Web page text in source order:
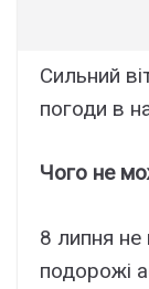
Сильний
погоди в
Чого не
8 липня не
подорожі